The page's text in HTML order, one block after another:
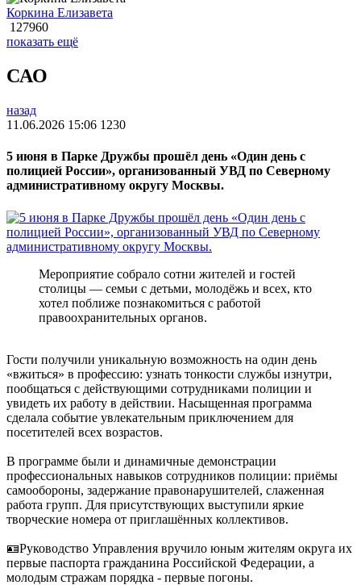
Коркина Елизавета
127960
показать ещё
САО
назад
11.06.2026 15:06 1230
5 июня в Парке Дружбы прошёл день «Один день с
полицией России», организованный УВД по Северному
административному округу Москвы.
Мероприятие собрало сотни жителей и гостей
столицы — семьи с детьми, молодёжь и всех, кто
хотел поближе познакомиться с работой
правоохранительных органов.
Гости получили уникальную возможность на один день
«вжиться» в профессию: узнать тонкости службы изнутри,
пообщаться с действующими сотрудниками полиции и
увидеть их работу в действии. Насыщенная программа
сделала событие увлекательным приключением для
посетителей всех возрастов.
В программе были и динамичные демонстрации
профессиональных навыков сотрудников полиции: приёмы
самообороны, задержание правонарушителей, слаженная
работа групп. Для присутствующих выступили яркие
творческие номера от приглашённых коллективов.
🪪Руководство Управления вручило юным жителям округа их
первые паспорта гражданина Российской Федерации, а
молодым стражам порядка - первые погоны.